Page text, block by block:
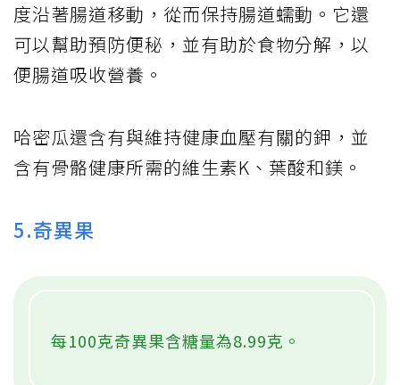
度沿著腸道移動，從而保持腸道蠕動。它還
可以幫助預防便秘，並有助於食物分解，以
便腸道吸收營養。
哈密​​瓜還含有與維持健康血壓有關的鉀，並
含有骨骼健康所需的維生素K、葉酸和鎂。
5.奇異果
每100克奇異果含糖量為8.99克。